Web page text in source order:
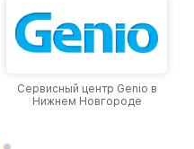
Сервисный центр Genio в
Нижнем Новгороде